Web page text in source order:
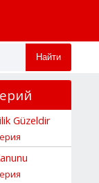
Найти
Güzeldir